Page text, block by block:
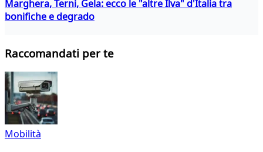
Marghera, Terni, Gela: ecco le "altre Ilva" d'Italia tra
bonifiche e degrado
Raccomandati per te
Mobilità